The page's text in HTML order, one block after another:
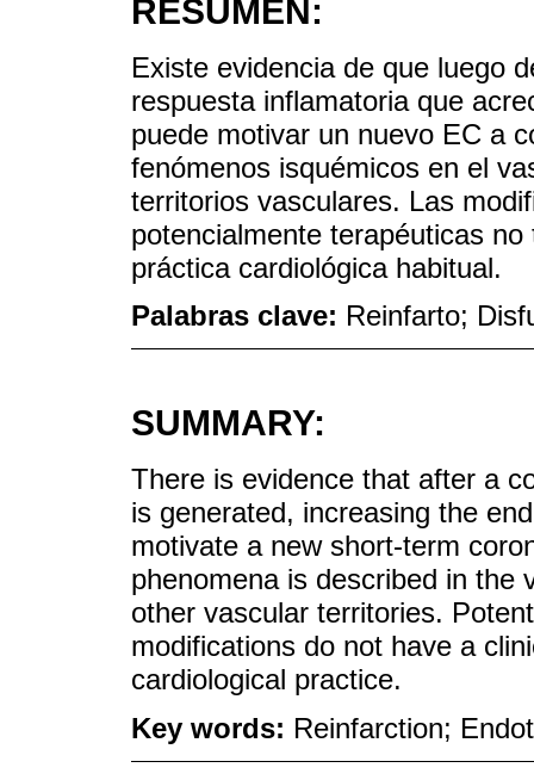
RESUMEN:
Existe evidencia de que luego
respuesta inflamatoria que
puede motivar un nuevo EC a
fenómenos isquémicos en el
territorios vasculares. Las
potencialmente terapéuticas
práctica cardiológica habitual.
Palabras clave: Reinfarto;
SUMMARY:
There is evidence that after a
is generated, increasing the
motivate a new short-term
phenomena is described in the
other vascular territories.
modifications do not have a
cardiological practice.
Key words: Reinfarction;